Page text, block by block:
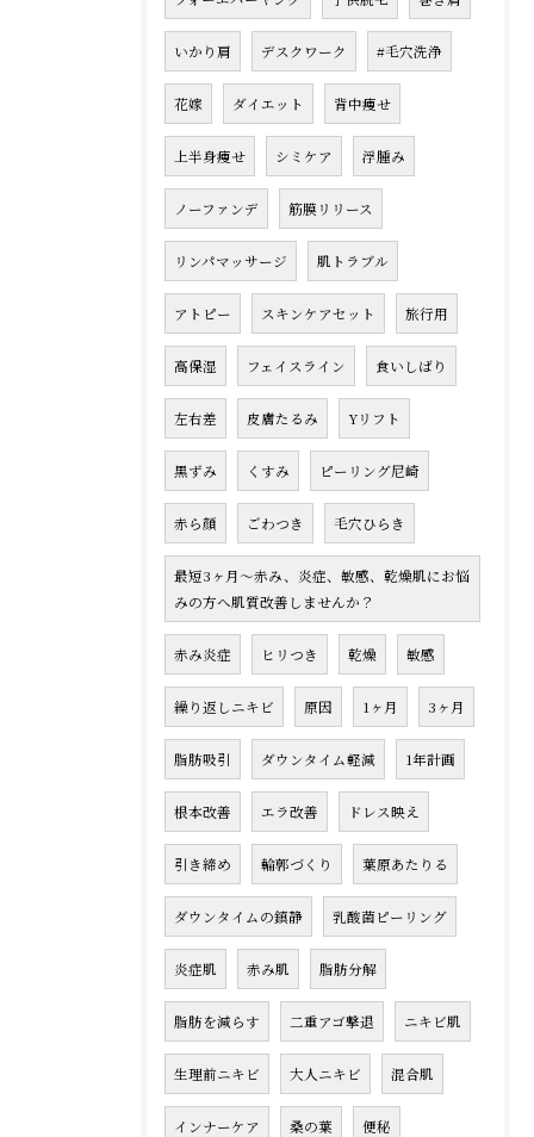
いかり肩 デスクワーク #毛穴洗浄
花嫁 ダイエット 背中痩せ
上半身痩せ シミケア 浮腫み
ノーファンデ 筋膜リリース
リンパマッサージ 肌トラブル
アトピー スキンケアセット 旅行用
高保湿 フェイスライン 食いしばり
左右差 皮膚たるみ Yリフト
黒ずみ くすみ ピーリング尼崎
赤ら顔 ごわつき 毛穴ひらき
最短3ヶ月〜赤み、炎症、敏感、乾燥肌にお悩
みの方へ肌質改善しませんか？
赤み炎症 ヒリつき 乾燥 敏感
繰り返しニキビ 原因 1ヶ月 3ヶ月
脂肪吸引 ダウンタイム軽減 1年計画
根本改善 エラ改善 ドレス映え
引き締め 輪郭づくり 葉原あたりる
ダウンタイムの鎮静 乳酸菌ピーリング
炎症肌 赤み肌 脂肪分解
脂肪を減らす 二重アゴ撃退 ニキビ肌
生理前ニキビ 大人ニキビ 混合肌
インナーケア 桑の葉 便秘